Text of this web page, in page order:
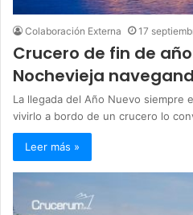
Colaboración Externa 17
Crucero de fin de
Nochevieja
La llegada del Año Nuevo siempre
vivirlo a bordo de un crucero lo
Leer más »